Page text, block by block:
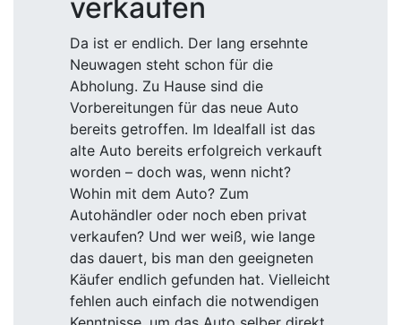
verkaufen
Da ist er endlich. Der lang ersehnte
Neuwagen steht schon für die
Abholung. Zu Hause sind die
Vorbereitungen für das neue Auto
bereits getroffen. Im Idealfall ist das
alte Auto bereits erfolgreich verkauft
worden – doch was, wenn nicht?
Wohin mit dem Auto? Zum
Autohändler oder noch eben privat
verkaufen? Und wer weiß, wie lange
das dauert, bis man den geeigneten
Käufer endlich gefunden hat. Vielleicht
fehlen auch einfach die notwendigen